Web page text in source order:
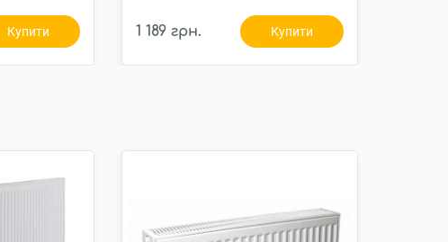
Купити 1 189 грн. Купити